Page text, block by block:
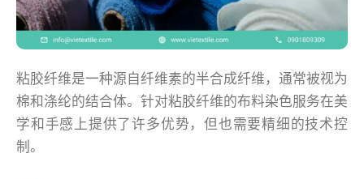
粘胶纤维是一种源自纤维素的半合成纤维，通常被视为
棉和涤纶的结合体。针对粘胶纤维的布料染色服务在美
学和手感上提供了许多优势，但也需要精细的技术控
制。